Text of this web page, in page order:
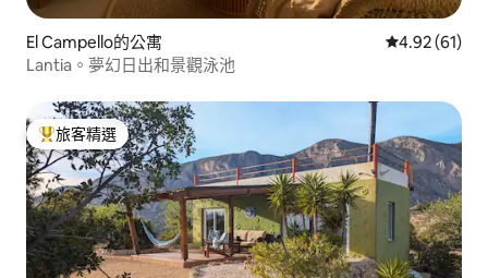
El Campello的公寓 從 61 則評價
4.92 (61)
Lantia。夢幻日出和景觀泳池
旅客精選榜首
旅客精選